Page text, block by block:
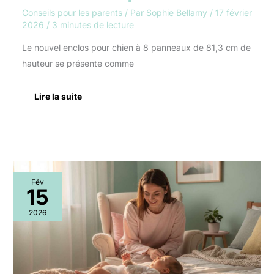
Conseils pour les parents/ Par Sophie Bellamy / 17 février
2026 / 3 minutes de lecture
Le nouvel enclos pour chien à 8 panneaux de 81,3 cm de
hauteur se présente comme
Lire la suite
Fév
15
2026
Communication
bienveillante
avec
bébé
: